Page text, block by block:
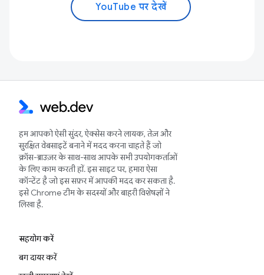
YouTube पर देखें
हम आपको ऐसी सुंदर, ऐक्सेस करने लायक, तेज़ और
सुरक्षित वेबसाइटें बनाने में मदद करना चाहते हैं जो
क्रॉस-ब्राउज़र के साथ-साथ आपके सभी उपयोगकर्ताओं
के लिए काम करती हों. इस साइट पर, हमारा ऐसा
कॉन्टेंट है जो इस सफ़र में आपकी मदद कर सकता है.
इसे Chrome टीम के सदस्यों और बाहरी विशेषज्ञों ने
लिखा है.
सहयोग करें
बग दायर करें